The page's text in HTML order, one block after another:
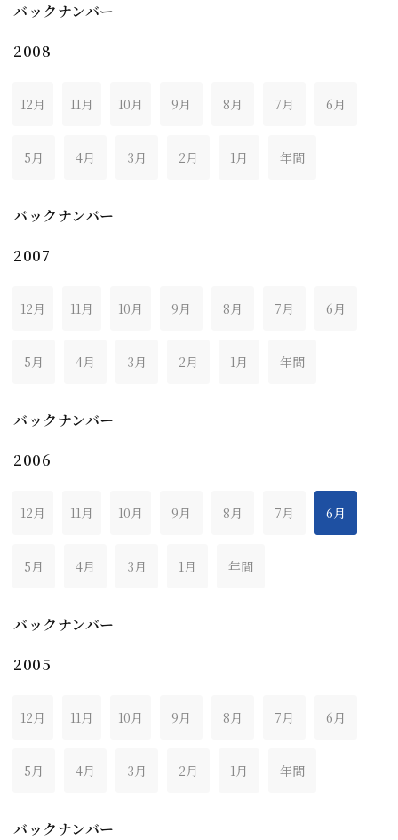
バックナンバー
2008
12月 11月 10月 9月 8月 7月 6月
5月 4月 3月 2月 1月 年間
バックナンバー
2007
12月 11月 10月 9月 8月 7月 6月
5月 4月 3月 2月 1月 年間
バックナンバー
2006
12月 11月 10月 9月 8月 7月 6月
5月 4月 3月 1月 年間
バックナンバー
2005
12月 11月 10月 9月 8月 7月 6月
5月 4月 3月 2月 1月 年間
バックナンバー